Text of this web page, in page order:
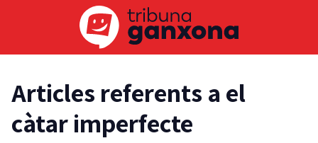
Articles referents a el
càtar imperfecte